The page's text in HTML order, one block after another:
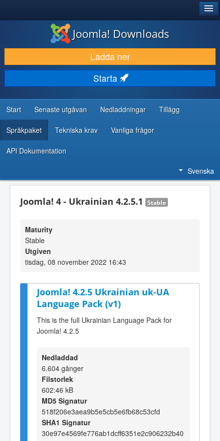
LADDA NER & UTÖKA
UPPTÄCK & LÄR
GEMENSKAP & SUPPORT
RESURSER FÖR UTVECKLARE
Joomla! Downloads
Ladda ner
Starta
Start Senaste utgåvan Nedladdningar Tillägg
Språkpaket Tekniska krav Vanliga frågor
API Dokumentation
Svenska
Joomla! 4 - Ukrainian 4.2.5.1 Stable
Maturity
Stable
Utgiven
tisdag, 08 november 2022 16:43
Joomla! 4.2.5 Ukrainian uk-UA
Language Pack (v1)
This is the full Ukrainian Language Pack for
Joomla! 4.2.5
Nedladdad
6.604 gånger
Filstorlek
602:46 kB
MD5 Signatur
518f206e3aea9b5e5cb5e6fb68c53cfd
SHA1 Signatur
30e97e4569fe776ab1dcff6351e2c906232b40